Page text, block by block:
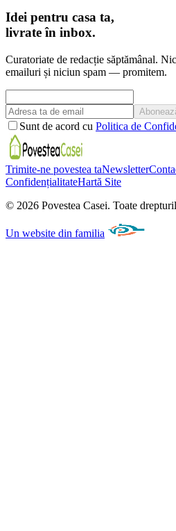
Idei pentru casa ta,
livrate în inbox.
Curatoriate de redacție săptămânal.
emailuri și niciun spam — promitem.
Sunt de acord cu Politica de
Trimite-ne povestea taNewsletter
ConfidențialitateHartă Site
© 2026 Povestea Casei. Toate
Un website din familia